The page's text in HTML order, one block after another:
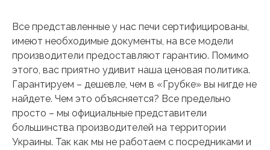
Все представленные у нас печи сертифицированы,
имеют необходимые документы, на все модели
производители предоставляют гарантию. Помимо
этого, вас приятно удивит наша ценовая политика.
Гарантируем – дешевле, чем в «Грубке» вы нигде не
найдете. Чем это объясняется? Все предельно
просто – мы официальные представители
большинства производителей на территории
Украины. Так как мы не работаем с посредниками и